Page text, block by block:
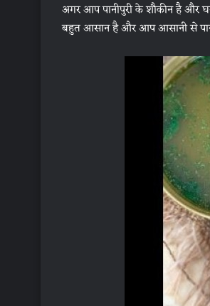
अगर आप पानीपुरी के शौकीन है और
बहुत आसान है और आप आसानी से